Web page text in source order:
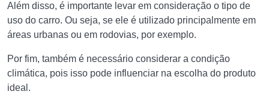
Além disso, é importante levar em consideração o tipo de
uso do carro. Ou seja, se ele é utilizado principalmente em
áreas urbanas ou em rodovias, por exemplo.
Por fim, também é necessário considerar a condição
climática, pois isso pode influenciar na escolha do produto
ideal.